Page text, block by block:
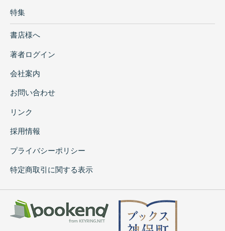
特集
書店様へ
著者ログイン
会社案内
お問い合わせ
リンク
採用情報
プライバシーポリシー
特定商取引に関する表示